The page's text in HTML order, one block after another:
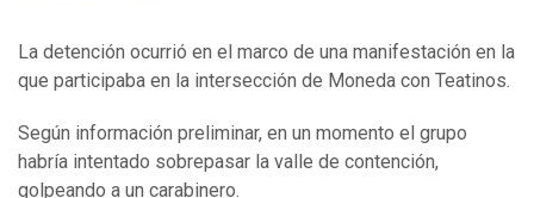
La detención ocurrió en el marco de una manifestación en la
que participaba en la intersección de Moneda con Teatinos.
Según información preliminar, en un momento el grupo
habría intentado sobrepasar la valle de contención,
golpeando a un carabinero.